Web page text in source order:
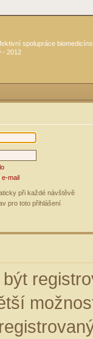
spolupráce
- 2012
mail
při každé návštěvě
pro toto přihlášení